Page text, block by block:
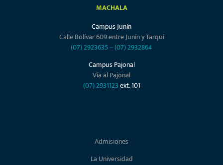
MACHALA
Campus Junín
Calle Bolívar 609 entre Junín y Tarqui
(07) 2923635–(07) 2932864
Campus Pajonal
Vía al Pajonal
(07) 2931123ext. 101
Admisiones
La Universidad